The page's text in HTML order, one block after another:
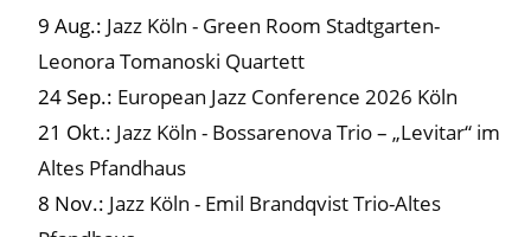
9 Aug.: Jazz Köln - Green Room Stadtgarten-
Leonora Tomanoski Quartett
24 Sep.: European Jazz Conference 2026 Köln
21 Okt.: Jazz Köln - Bossarenova Trio – „Levitar“ im
Altes Pfandhaus
8 Nov.: Jazz Köln - Emil Brandqvist Trio-Altes